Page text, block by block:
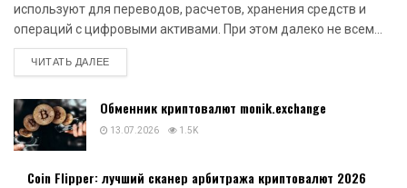
используют для переводов, расчетов, хранения средств и
операций с цифровыми активами. При этом далеко не всем...
ЧИТАТЬ ДАЛЕЕDETAILS
Обменник криптовалют monik.exchange
13.07.2026 1.5K
Coin Flipper: лучший сканер арбитража криптовалют 2026